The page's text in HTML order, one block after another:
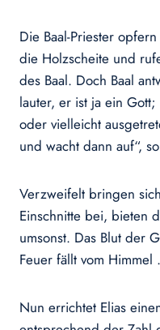
Die Baal-Priester
die Holzscheite und
des Baal. Doch Baal
lauter, er ist ja ein
oder vielleicht
und wacht dann auf“,
Verzweifelt bringen
Einschnitte bei, bieten
umsonst. Das Blut der
Feuer fällt vom
Nun errichtet Elias